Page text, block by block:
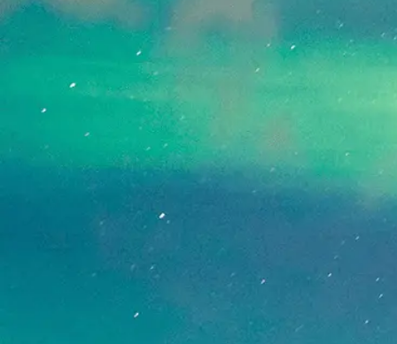
[!% if (image.url!="") { %] [!% } %]
[%article_date_notime_dot%]
[%new:New%]
[%title%]
ページトップへ